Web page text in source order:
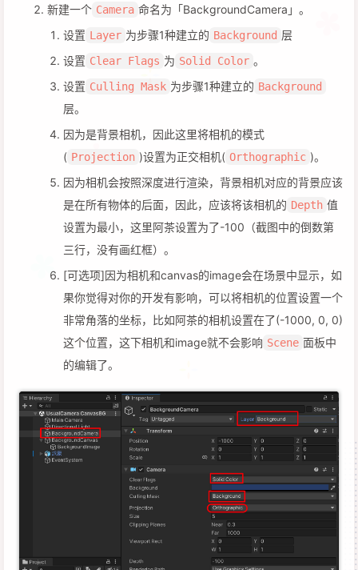
新建一个 Camera 命名为「BackgroundCamera」。
设置 Layer 为步骤1种建立的 Background 层
设置 Clear Flags 为 Solid Color 。
设置 Culling Mask 为步骤1种建立的 Background
层。
因为是背景相机，因此这里将相机的模式
( Projection )设置为正交相机( Orthographic )。
因为相机会按照深度进行渲染，背景相机对应的背景应该
是在所有物体的后面，因此，应该将该相机的 Depth 值
设置为最小，这里阿茶设置为了-100（截图中的倒数第
三行，没有画红框）。
[可选项]因为相机和canvas的image会在场景中显示，如
果你觉得对你的开发有影响，可以将相机的位置设置一个
非常角落的坐标，比如阿茶的相机设置在了(-1000, 0, 0)
这个位置，这下相机和image就不会影响 Scene 面板中
的编辑了。